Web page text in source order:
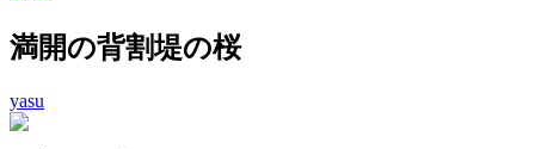
満開の背割堤の桜
yasu